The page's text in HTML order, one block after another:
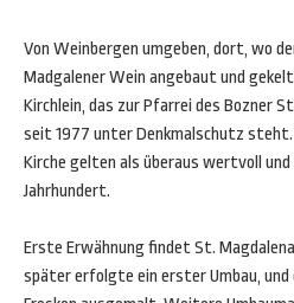
Von Weinbergen umgeben, dort, wo
Madgalener Wein angebaut und
Kirchlein, das zur Pfarrei des Bozner
seit 1977 unter Denkmalschutz steht.
Kirche gelten als überaus wertvoll und
Jahrhundert.
Erste Erwähnung findet St. Magdalena
später erfolgte ein erster Umbau, und